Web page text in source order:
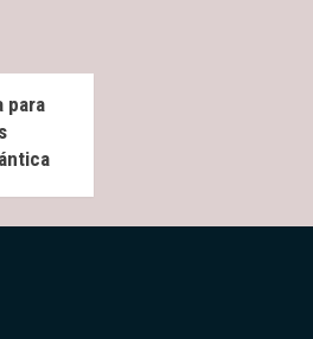
para